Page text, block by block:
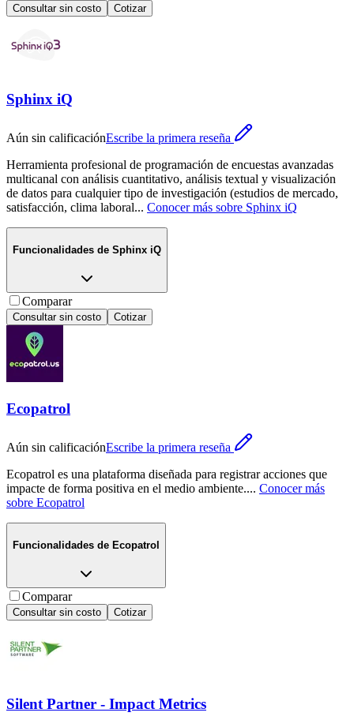
Consultar sin costo Cotizar
Sphinx iQ
Aún sin calificaciónEscribe la primera reseña
Herramienta profesional de programación de encuestas avanzadas
multicanal con análisis cuantitativo, análisis textual y visualización
de datos para cualquier tipo de investigación (estudios de mercado,
satisfacción, clima laboral... Conocer más sobre Sphinx iQ
Funcionalidades de Sphinx iQ
Comparar
Consultar sin costo Cotizar
Ecopatrol
Aún sin calificaciónEscribe la primera reseña
Ecopatrol es una plataforma diseñada para registrar acciones que
impacte de forma positiva en el medio ambiente.... Conocer más
sobre Ecopatrol
Funcionalidades de Ecopatrol
Comparar
Consultar sin costo Cotizar
Silent Partner - Impact Metrics